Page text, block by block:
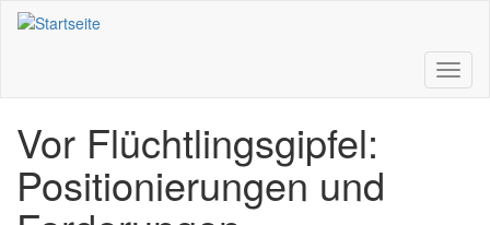
Direkt
zum
Vor Flüchtlingsgipfel:
Positionierungen und